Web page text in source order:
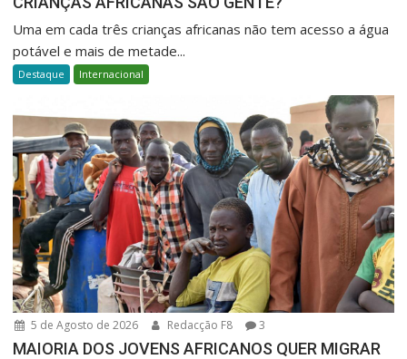
Uma em cada três crianças africanas não tem acesso a água
potável e mais de metade...
Destaque Internacional
5 de Agosto de 2026 Redacção F8 3
MAIORIA DOS JOVENS AFRICANOS QUER MIGRAR